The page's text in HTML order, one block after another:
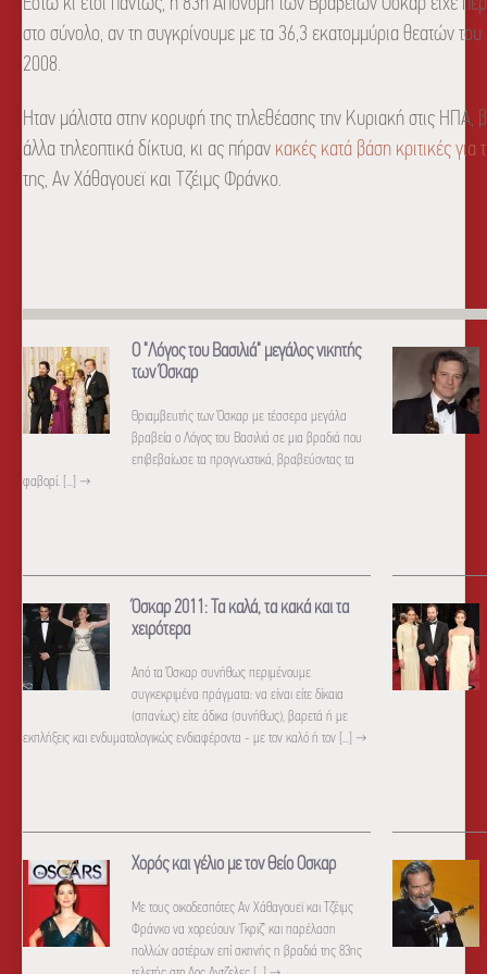
Εστω κι έτσι πάντως, η 83η Απονομή των Βραβείων Οσκαρ είχε
στο σύνολο, αν τη συγκρίνουμε με τα 36,3 εκατομμύρια θεατών
2008.
Ηταν μάλιστα στην κορυφή της τηλεθέασης την Κυριακή στις ΗΠΑ,
άλλα τηλεοπτικά δίκτυα, κι ας πήραν κακές κατά βάση κριτικές για
της, Αν Χάθαγουεϊ και Τζέιμς Φράνκο.
Ο "Λόγος του Βασιλιά" μεγάλος νικητής
των Όσκαρ
Θριαμβευτής των Όσκαρ με τέσσερα μεγάλα
βραβεία ο Λόγος του Βασιλιά σε μια βραδιά που
επιβεβαίωσε τα προγνωστικά, βραβεύοντας τα
φαβορί. [...] →
Όσκαρ 2011: Τα καλά, τα κακά και τα
χειρότερα
Από τα Όσκαρ συνήθως περιμένουμε
συγκεκριμένα πράγματα: να είναι είτε δίκαια
(σπανίως) είτε άδικα (συνήθως), βαρετά ή με
εκπλήξεις και ενδυματολογικώς ενδιαφέροντα - με τον καλό ή τον [...] →
Χορός και γέλιο με τον Θείο Οσκαρ
Με τους οικοδεσπότες Αν Χάθαγουεϊ και Τζέιμς
Φράνκο να χορεύουν 'Γκριζ' και παρέλαση
πολλών αστέρων επί σκηνής η βραδιά της 83ης